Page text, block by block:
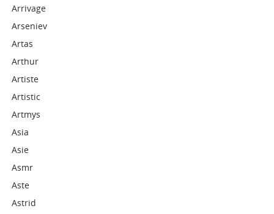
Arrivage
Arseniev
Artas
Arthur
Artiste
Artistic
Artmys
Asia
Asie
Asmr
Aste
Astrid